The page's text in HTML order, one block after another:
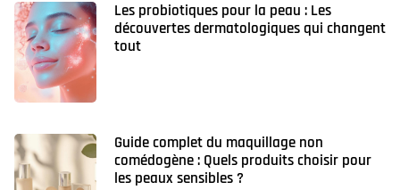
Les probiotiques pour la peau : Les
découvertes dermatologiques qui changent
tout
Guide complet du maquillage non
comédogène : Quels produits choisir pour
les peaux sensibles ?